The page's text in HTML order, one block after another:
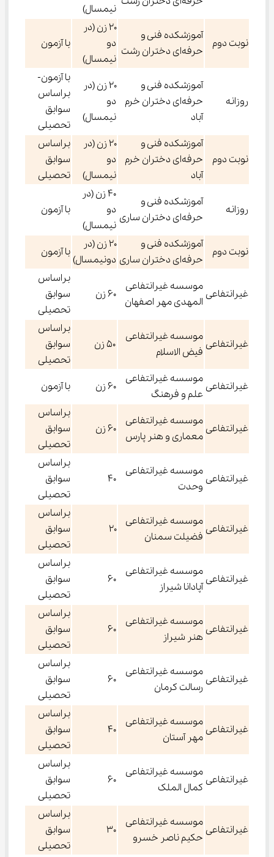
نیمسال)
نوبت دوم
آموزشکده فنی و
حرفه‌ای دختران رشت
۲۰ زن (در
دو
نیمسال)
با آزمون
روزانه
آموزشکده فنی و
حرفه‌ای دختران خرم
آباد
۲۰ زن (در
دو
نیمسال)
با آزمون-
براساس
سوابق
تحصیلی
نوبت دوم
آموزشکده فنی و
حرفه‌ای دختران خرم
آباد
۲۰ زن (در
دو
نیمسال)
براساس
سوابق
تحصیلی
روزانه
آموزشکده فنی و
حرفه‌ای دختران ساری
۴۰ زن (در
دو
نیمسال)
با آزمون
نوبت دوم
آموزشکده فنی و
حرفه‌ای دختران ساری
۲۰ زن (در
دونیمسال)
با آزمون
غیرانتفاعی
موسسه غیرانتفاعی
المهدی مهر اصفهان
۶۰ زن
براساس
سوابق
تحصیلی
غیرانتفاعی
موسسه غیرانتفاعی
فیض الاسلام
۵۰ زن
براساس
سوابق
تحصیلی
غیرانتفاعی
موسسه غیرانتفاعی
علم و فرهنگ
۶۰ زن با آزمون
غیرانتفاعی
موسسه غیرانتفاعی
معماری و هنر پارس
۶۰ زن
براساس
سوابق
تحصیلی
غیرانتفاعی
موسسه غیرانتفاعی
وحدت
۴۰
براساس
سوابق
تحصیلی
غیرانتفاعی
موسسه غیرانتفاعی
فضیلت سمنان
۲۰
براساس
سوابق
تحصیلی
غیرانتفاعی
موسسه غیرانتفاعی
آپادانا شیراز
۶۰
براساس
سوابق
تحصیلی
غیرانتفاعی
موسسه غیرانتفاعی
هنر شیراز
۶۰
براساس
سوابق
تحصیلی
غیرانتفاعی
موسسه غیرانتفاعی
رسالت کرمان
۶۰
براساس
سوابق
تحصیلی
غیرانتفاعی
موسسه غیرانتفاعی
مهر آستان
۴۰
براساس
سوابق
تحصیلی
غیرانتفاعی
موسسه غیرانتفاعی
کمال الملک
۶۰
براساس
سوابق
تحصیلی
غیرانتفاعی
موسسه غیرانتفاعی
حکیم ناصر خسرو
۳۰
براساس
سوابق
تحصیلی